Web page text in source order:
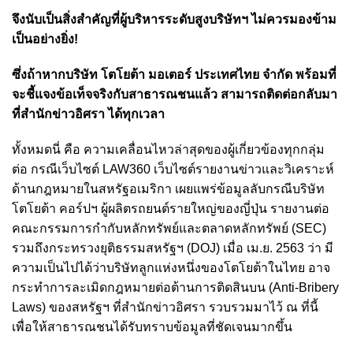
จึงนับเป็นสิ่งสำคัญที่ผู้บริหารระดับสูงบริษัทฯไม่ควรมองข้าม
เป็นอย่างยิ่ง!
ซึ่งถ้าหากบริษัท โตโยต้า มอเตอร์ ประเทศไทย จำกัด พร้อมที่
จะชี้แจงข้อเท็จจริงกับสาธารณชนแล้ว สามารถติดต่อกลับมา
ที่สำนักข่าวอิศรา ได้ทุกเวลา
ทั้งหมดนี่ คือ ความเคลื่อนไหวล่าสุดของผู้เกี่ยวข้องทุกกลุ่ม
ต่อ กรณีเว็บไซต์ LAW360 เว็บไซต์รายงานข่าวและวิเคราะห์
ด้านกฎหมายในสหรัฐอเมริกา เผยแพร่ข้อมูลลับกรณีบริษัท
โตโยต้า คอร์ปฯ ผู้ผลิตรถยนต์รายใหญ่ของญี่ปุ่น รายงานต่อ
คณะกรรมการกำกับหลักทรัพย์และตลาดหลักทรัพย์ (SEC)
รวมถึงกระทรวงยุติธรรมสหรัฐฯ (DOJ) เมื่อ เม.ย. 2563 ว่า มี
ความเป็นไปได้ว่าบริษัทลูกแห่งหนึ่งของโตโยต้าในไทย อาจ
กระทำการละเมิดกฎหมายต่อต้านการติดสินบน (Anti-Bribery
Laws) ของสหรัฐฯ ที่สำนักข่าวอิศรา รวบรวมมาไว้ ณ ที่นี้
เพื่อให้สาธารณชนได้รับทราบข้อมูลที่ชัดเจนมากขึ้น